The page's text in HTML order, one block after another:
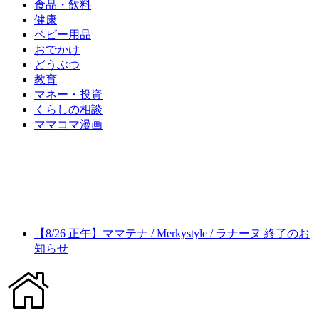
食品・飲料
健康
ベビー用品
おでかけ
どうぶつ
教育
マネー・投資
くらしの相談
ママコマ漫画
【8/26 正午】ママテナ / Merkystyle / ラナーヌ 終了のお
知らせ